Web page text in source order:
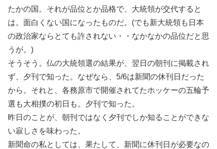
たかの国。それが品位とか品格で、大統領が交代すると
は。面白くない国になったものだ。(でも新大統領も日本
の政治家ならとても許されない・・なかなかの品位だと思
うが。)
そうそう。仏の大統領選の結果が、翌日の朝刊に掲載され
ず、夕刊で知った。なぜなら、5/6は新聞の休刊日だった
から。それと、各務原市で開催されてたホッケーの五輪予
選も大相撲の初日も。夕刊で知った。
昨日のことが、朝刊ではなく夕刊でしか知ることができな
い寂しさを味わった。
新聞命の私としては、果たして、新聞に休刊日が必要なの